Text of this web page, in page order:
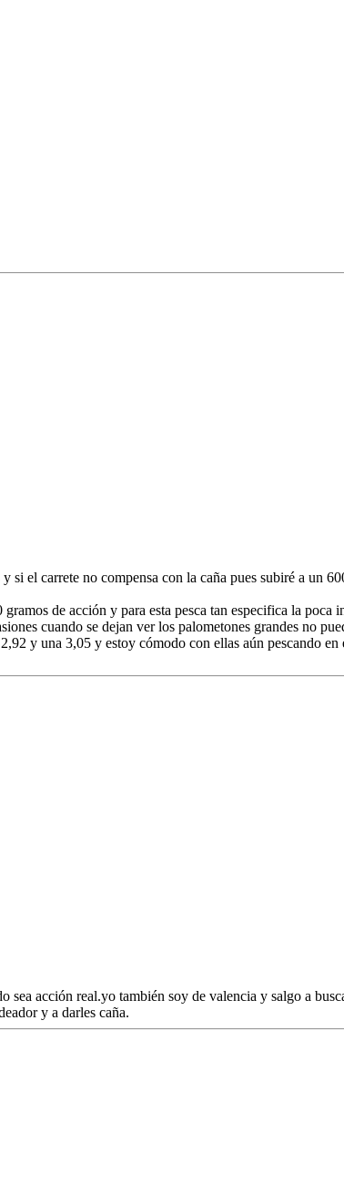
el carrete no compensa con la caña pues subiré a un
de acción y para esta pesca tan especifica la poca
cuando se dejan ver los palometones grandes no
y una 3,05 y estoy cómodo con ellas aún pescando en
acción real.yo también soy de valencia y salgo a
y a darles caña.